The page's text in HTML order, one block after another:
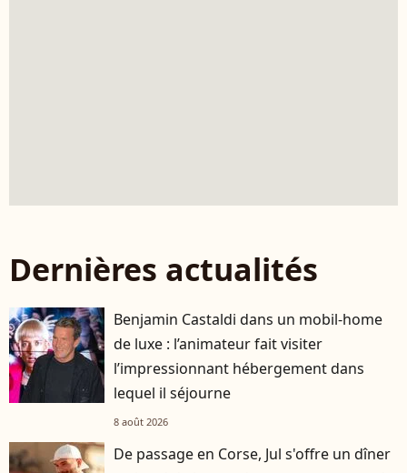
Dernières actualités
Benjamin Castaldi dans un mobil-home
de luxe : l’animateur fait visiter
l’impressionnant hébergement dans
lequel il séjourne
8 août 2026
De passage en Corse, Jul s'offre un dîner